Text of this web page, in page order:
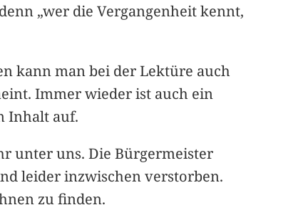
„wer die Vergangenheit kennt,
kann man bei der Lektüre auch
Immer wieder ist auch ein
Inhalt auf.
unter uns. Die Bürgermeister
leider inzwischen verstorben.
zu finden.